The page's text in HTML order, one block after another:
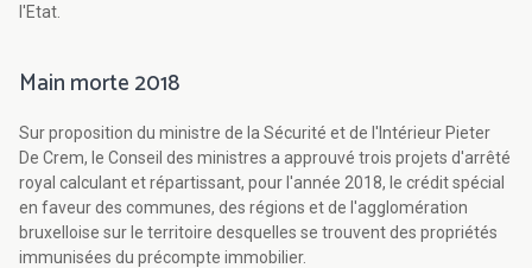
l'Etat.
Main morte 2018
Sur proposition du ministre de la Sécurité et de l'Intérieur Pieter
De Crem, le Conseil des ministres a approuvé trois projets d'arrêté
royal calculant et répartissant, pour l'année 2018, le crédit spécial
en faveur des communes, des régions et de l'agglomération
bruxelloise sur le territoire desquelles se trouvent des propriétés
immunisées du précompte immobilier.